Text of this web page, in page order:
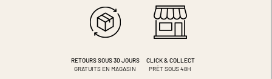
RETOURS SOUS 30 JOURS
GRATUITS EN MAGASIN
CLICK & COLLECT
PRÊT SOUS 48H